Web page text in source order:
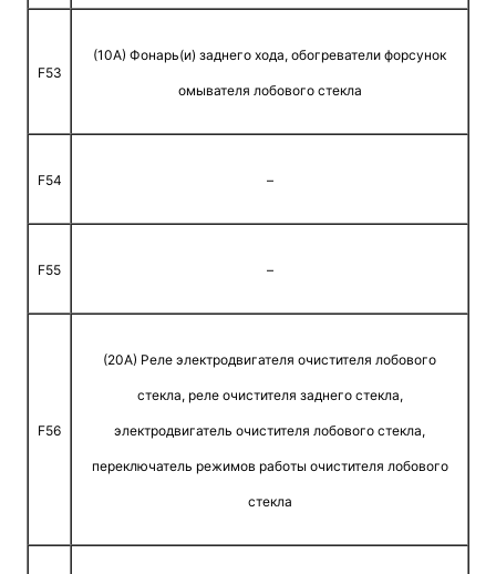
F53
(10A) Фонарь(и) заднего хода, обогреватели форсунок
омывателя лобового стекла
F54 –
F55 –
F56
(20A) Реле электродвигателя очистителя лобового
стекла, реле очистителя заднего стекла,
электродвигатель очистителя лобового стекла,
переключатель режимов работы очистителя лобового
стекла